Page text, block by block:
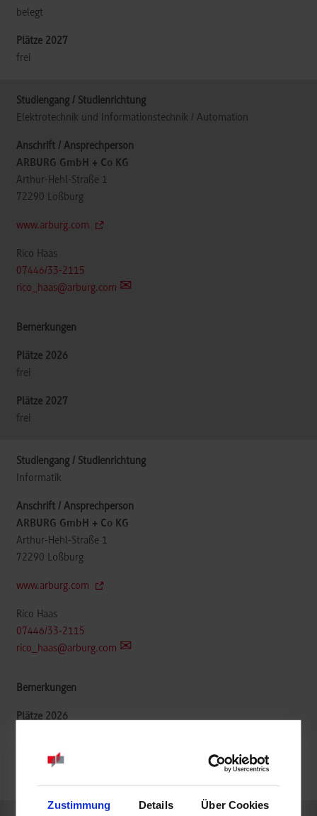
Zustimmung Details Über Cookies
belegt
frei
Elektrotechnik und Informationstechnik / Automation
ARBURG GmbH + Co KG
Arthur-Hehl-Straße 1
72290 Loßburg
www.arburg.com
Rico Haas
07446/33-2115
rico_haas@arburg.com
frei
frei
Informatik
ARBURG GmbH + Co KG
Arthur-Hehl-Straße 1
72290 Loßburg
www.arburg.com
Rico Haas
07446/33-2115
rico_haas@arburg.com